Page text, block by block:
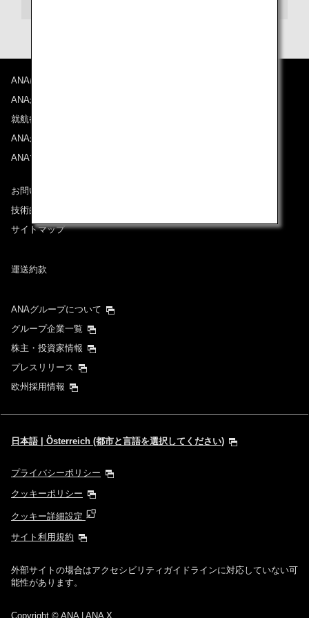
ANAについて
ANAからのお知らせ
就航都市
ANAがお約束する体験
ANAマイレージクラブ
お問い合わせ
技術的なお問い合わせ（推奨環境）
サイトマップ
運送約款
ANAグループについて
グループ企業一覧
株主・投資家情報
プレスリリース
欧州採用情報
日本語 | Österreich (都市と言語を選択してください)
プライバシーポリシー
クッキーポリシー
クッキー詳細設定
サイト利用規約
外部サイトの場合はアクセシビリティガイドラインに対応していない可
能性があります。
Copyright © ANA | ANA X